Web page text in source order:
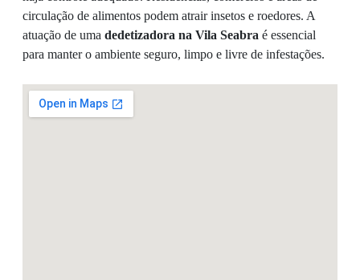
circulação de alimentos podem atrair insetos e roedores. A
atuação de uma dedetizadora na Vila Seabra é essencial
para manter o ambiente seguro, limpo e livre de infestações.